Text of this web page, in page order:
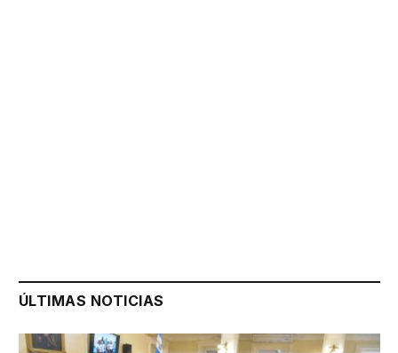
ÚLTIMAS NOTICIAS